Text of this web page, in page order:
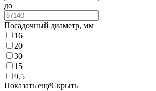
до
Посадочный диаметр, мм
16
20
30
15
9.5
Показать ещёСкрыть